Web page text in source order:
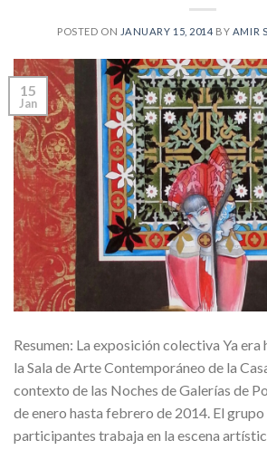
POSTED ON JANUARY 15, 2014 BY AMIR
15
Jan
Resumen: La exposición colectiva Ya era
la Sala de Arte Contemporáneo de la
contexto de las Noches de Galerías de
de enero hasta febrero de 2014. El
participantes trabaja en la escena